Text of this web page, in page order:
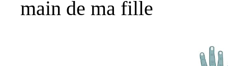
main de ma fille